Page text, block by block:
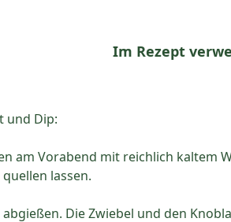
Im Rezept
und Dip:
am Vorabend mit reichlich kaltem
lassen.
Die Zwiebel und den